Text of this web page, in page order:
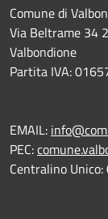
Comune di
Via Beltrame 34
Valbondione
Partita IVA:
EMAIL:
PEC:
Centralino